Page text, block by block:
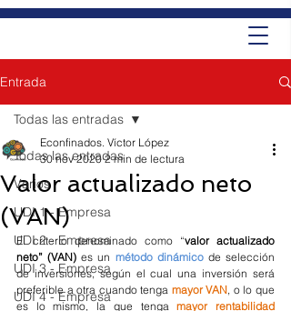
Entrada
Todas las entradas
Varios
UDI 1 - Empresa
UDI 2 - Empresa
UDI 3 - Empresa
UDI 4 - Empresa
Todas las entradas
Valor actualizado neto
(VAN)
Econfinados. Víctor López
30 nov 2020 2 min de lectura
El criterio denominado como “valor actualizado
neto” (VAN) es un método dinámico de selección
de inversiones, según el cual una inversión será
preferible a otra cuando tenga mayor VAN, o lo que
es lo mismo, la que tenga mayor rentabilidad